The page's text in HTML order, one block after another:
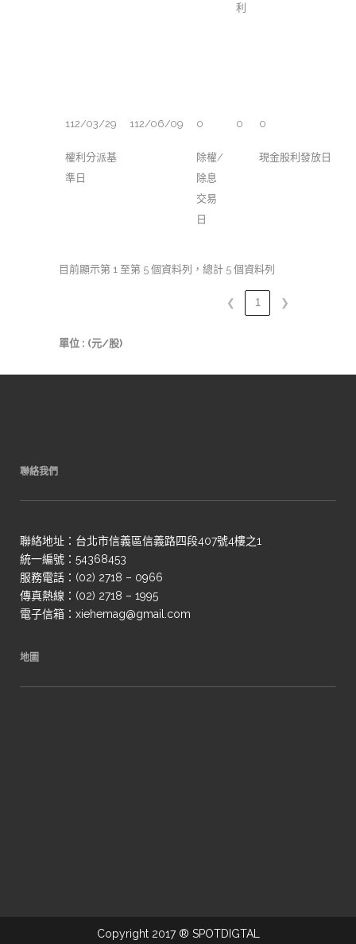
利
112/03/29 112/06/09 0 0 0
權利分派基
準日
除權/
除息
交易
日
現金股利發放日
目前顯示第 1 至第 5 個資料列，總計 5 個資料列
❮ 1 ❯
單位 : (元/股)
聯絡我們
聯絡地址：台北市信義區信義路四段407號4樓之1
統一編號：54368453
服務電話：(02) 2718 – 0966
傳真熱線：(02) 2718 – 1995
電子信箱：xiehemag@gmail.com
地圖
Copyright 2017 ® SPOTDIGTAL